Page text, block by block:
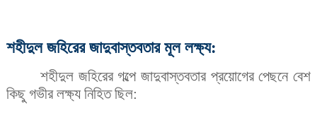
শহীদুল জহিরের জাদুবাস্তবতার মূল লক্ষ্য:
শহীদুল জহিরের গল্পে জাদুবাস্তবতার প্রয়োগের পেছনে বেশ
কিছু গভীর লক্ষ্য নিহিত ছিল: